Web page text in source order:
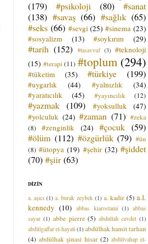
(179)
#psikoloji (80)
#sanat
(138) #savaş (66) #sağlık (65)
#seks (66) #sevgi (25) #sinema (23)
#sosyalizm
(13) #soykırım (29)
#tarih (152) #tasavvuf (3) #teknoloji
(15) #terapi (11) #toplum (294)
#tüketim (35) #türkiye (199)
#uygarlık (44) #yalnızlık
(34)
#yaratıcılık
(45) #yayıncılık (12)
#yazmak (109) #yoksulluk
(47)
#yolculuk (24) #zaman (71) #zeka
(8)
#zenginlik (24) #çocuk (59)
#ölüm (112) #özgürlük (79) #ün
(8) #ütopya (19) #şehir (32) #şiddet
(70) #şiir (63)
DİZİN
a. aşıcı (1) a. burak zeybek (1) a. kadir (5) a.l.
kennedy (10) abbas kiarostami (1) abbas
sayar (1) abbe pierre (5) abdullah cevdet (1)
abdülgaffar el-hayati(1)abdülhak hamit tarhan
(4) abdülhak şinasi hisar (2) abdülvahap el-